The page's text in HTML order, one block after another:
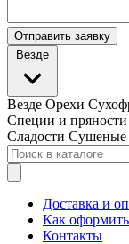
Отправить заявку
Везде
Везде Орехи
Специи и пряности
Сладости Сушеные
Доставка и
Как оформить
Контакты